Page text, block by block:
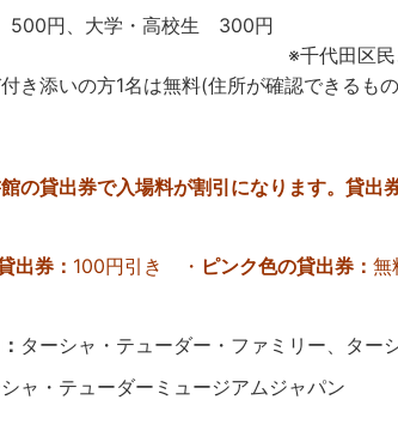
500円、大学・高校生 300
区民、中学生以下、
き添いの方1名は無料(住所が確認できるも
の貸出券で入場料が割引になります。貸出
出券： 100円引き ・ ピンク色の貸出券： 無
ターシャ・テューダー・ファミリー、ター
ャ・テューダーミュージアムジャパン